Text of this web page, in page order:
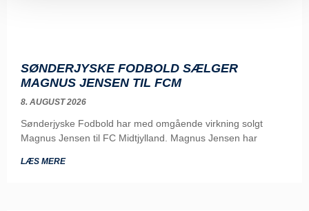
SØNDERJYSKE FODBOLD SÆLGER
MAGNUS JENSEN TIL FCM
8. AUGUST 2026
Sønderjyske Fodbold har med omgående virkning solgt
Magnus Jensen til FC Midtjylland. Magnus Jensen har
LÆS MERE